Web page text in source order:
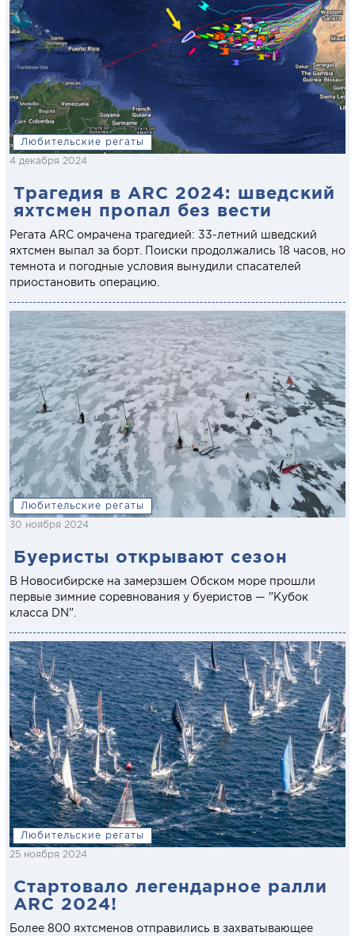
Любительские регаты
4 декабря 2024
Трагедия в ARC 2024: шведский
яхтсмен пропал без вести
Регата ARC омрачена трагедией: 33-летний шведский
яхтсмен выпал за борт. Поиски продолжались 18 часов, но
темнота и погодные условия вынудили спасателей
приостановить операцию.
Любительские регаты
30 ноября 2024
Буеристы открывают сезон
В Новосибирске на замерзшем Обском море прошли
первые зимние соревнования у буеристов — "Кубок
класса DN".
Любительские регаты
25 ноября 2024
Стартовало легендарное ралли
ARC 2024!
Более 800 яхтсменов отправились в захватывающее